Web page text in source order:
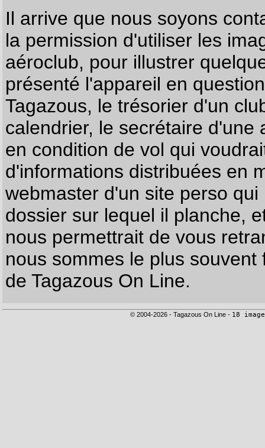
Il arrive que nous soyons
la permission d'utiliser les
aéroclub, pour illustrer
présenté l'appareil en
Tagazous, le trésorier d'un
calendrier, le secrétaire
en condition de vol qui
d'informations distribuées en
webmaster d'un site perso
dossier sur lequel il planche,
nous permettrait de vous
nous sommes le plus
de Tagazous On Line.
© 2004-2026 - Tagazous On Line - 18